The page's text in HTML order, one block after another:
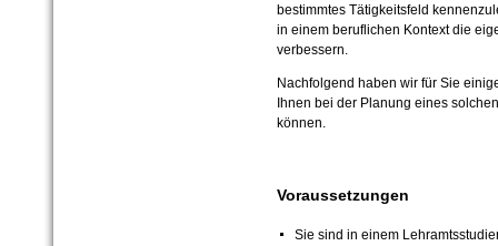
bestimmtes Tätigkeitsfeld
in einem beruflichen Kontext die
verbessern.
Nachfolgend haben wir für Sie
Ihnen bei der Planung eines
können.
Voraussetzungen
Sie sind in einem